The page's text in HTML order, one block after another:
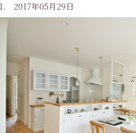
1. 2017年05月29日